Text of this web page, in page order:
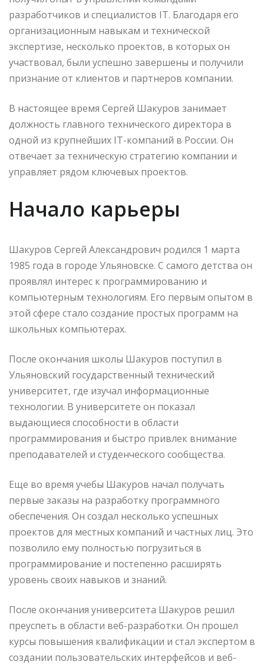
разработчиков и специалистов IT. Благодаря его
организационным навыкам и технической
экспертизе, несколько проектов, в которых он
участвовал, были успешно завершены и получили
признание от клиентов и партнеров компании.
В настоящее время Сергей Шакуров занимает
должность главного технического директора в
одной из крупнейших IT-компаний в России. Он
отвечает за техническую стратегию компании и
управляет рядом ключевых проектов.
Начало карьеры
Шакуров Сергей Александрович родился 1 марта
1985 года в городе Ульяновске. С самого детства он
проявлял интерес к программированию и
компьютерным технологиям. Его первым опытом в
этой сфере стало создание простых программ на
школьных компьютерах.
После окончания школы Шакуров поступил в
Ульяновский государственный технический
университет, где изучал информационные
технологии. В университете он показал
выдающиеся способности в области
программирования и быстро привлек внимание
преподавателей и студенческого сообщества.
Еще во время учебы Шакуров начал получать
первые заказы на разработку программного
обеспечения. Он создал несколько успешных
проектов для местных компаний и частных лиц. Это
позволило ему полностью погрузиться в
программирование и постепенно расширять
уровень своих навыков и знаний.
После окончания университета Шакуров решил
преуспеть в области веб-разработки. Он прошел
курсы повышения квалификации и стал экспертом в
создании пользовательских интерфейсов и веб-